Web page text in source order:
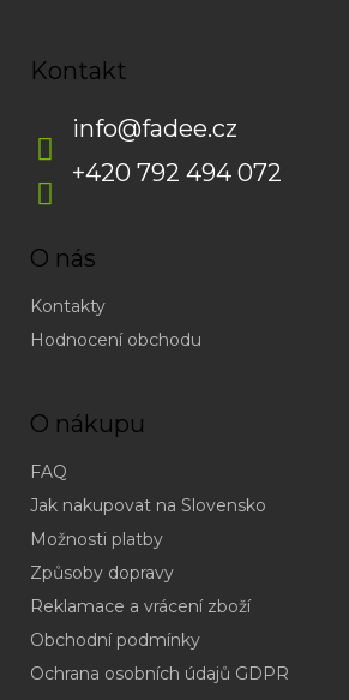
Kontakt
info@fadee.cz
+420 792 494 072
O nás
Kontakty
Hodnocení obchodu
O nákupu
FAQ
Jak nakupovat na Slovensko
Možnosti platby
Způsoby dopravy
Reklamace a vrácení zboží
Obchodní podmínky
Ochrana osobních údajů GDPR
(odpověď
do